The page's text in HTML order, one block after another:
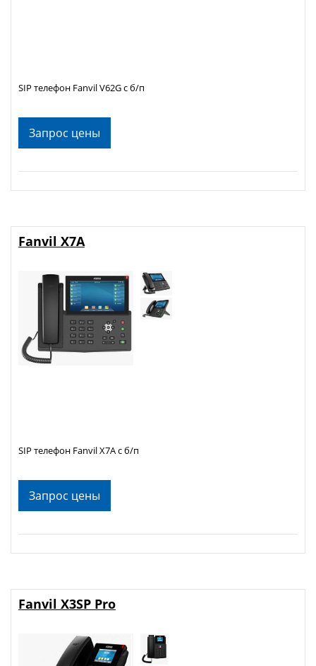
Запрос цены
SIP телефон Fanvil V62G с б/п
Запрос цены
Fanvil X7A
SIP телефон Fanvil X7A с б/п
Fanvil X3SP Pro